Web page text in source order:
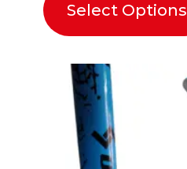
precios:
desde
Select Options